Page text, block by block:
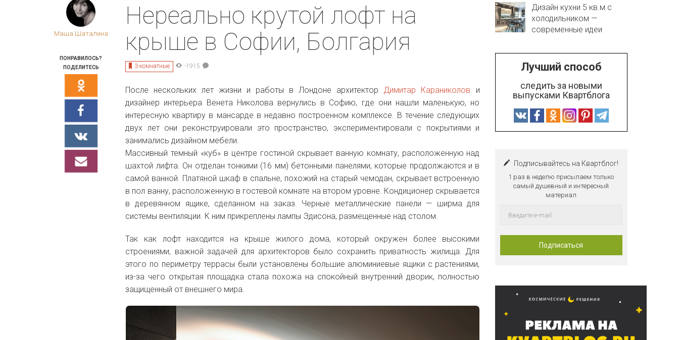
Маша Шаталина
ПОНРАВИЛОСЬ?
ПОДЕЛИТЕСЬ
Нереально крутой лофт на
крыше в Софии, Болгария
3-комнатные -1915
После нескольких лет жизни и работы в Лондоне архитектор Димитар Караниколов и
дизайнер интерьера Венета Николова вернулись в Софию, где они нашли маленькую, но
интересную квартиру в мансарде в недавно построенном комплексе. В течение следующих
двух лет они реконструировали это пространство, экспериментировали с покрытиями и
занимались дизайном мебели.
Массивный темный «куб» в центре гостиной скрывает ванную комнату, расположенную над
шахтой лифта. Он отделан тонкими (16 мм) бетонными панелями, которые продолжаются и в
самой ванной. Платяной шкаф в спальне, похожий на старый чемодан, скрывает встроенную
в пол ванну, расположенную в гостевой комнате на втором уровне. Кондиционер скрывается
в деревянном ящике, сделанном на заказ. Черные металлические панели — ширма для
системы вентиляции. К ним прикреплены лампы Эдисона, размещенные над столом.
Так как лофт находится на крыше жилого дома, который окружен более высокими
строениями, важной задачей для архитекторов было сохранить приватность жилища. Для
этого по периметру террасы были установлены большие алюминиевые ящики с растениями,
из-за чего открытая площадка стала похожа на спокойный внутренний дворик, полностью
защищенный от внешнего мира.
Дизайн кухни 5 кв.м с
холодильником —
современные идеи
Лучший способ
следить за новыми
выпусками Квартблога
Подписывайтесь на Квартблог!
1 раз в неделю присылаем только
самый душевный и интересный
материал